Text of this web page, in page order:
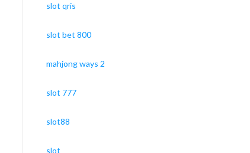
slot qris
slot bet 800
mahjong ways 2
slot 777
slot88
slot